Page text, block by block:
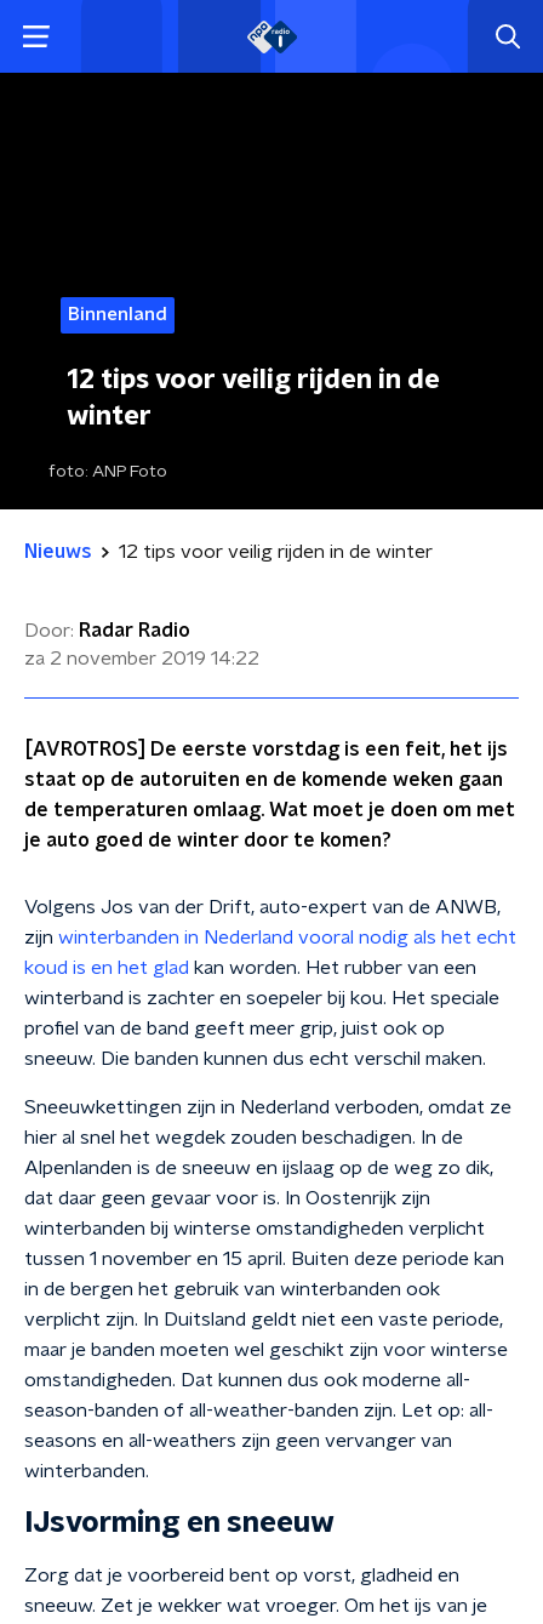
Binnenland
12 tips voor veilig rijden in de
winter
foto: ANP Foto
Nieuws 12 tips voor veilig rijden in de winter
Door: Radar Radio
za 2 november 2019 14:22
[AVROTROS] De eerste vorstdag is een feit, het ijs
staat op de autoruiten en de komende weken gaan
de temperaturen omlaag. Wat moet je doen om met
je auto goed de winter door te komen?
Volgens Jos van der Drift, auto-expert van de ANWB,
zijn winterbanden in Nederland vooral nodig als het echt
koud is en het glad kan worden. Het rubber van een
winterband is zachter en soepeler bij kou. Het speciale
profiel van de band geeft meer grip, juist ook op
sneeuw. Die banden kunnen dus echt verschil maken.
Sneeuwkettingen zijn in Nederland verboden, omdat ze
hier al snel het wegdek zouden beschadigen. In de
Alpenlanden is de sneeuw en ijslaag op de weg zo dik,
dat daar geen gevaar voor is. In Oostenrijk zijn
winterbanden bij winterse omstandigheden verplicht
tussen 1 november en 15 april. Buiten deze periode kan
in de bergen het gebruik van winterbanden ook
verplicht zijn. In Duitsland geldt niet een vaste periode,
maar je banden moeten wel geschikt zijn voor winterse
omstandigheden. Dat kunnen dus ook moderne all-
season-banden of all-weather-banden zijn. Let op: all-
seasons en all-weathers zijn geen vervanger van
winterbanden.
IJsvorming en sneeuw
Zorg dat je voorbereid bent op vorst, gladheid en
sneeuw. Zet je wekker wat vroeger. Om het ijs van je